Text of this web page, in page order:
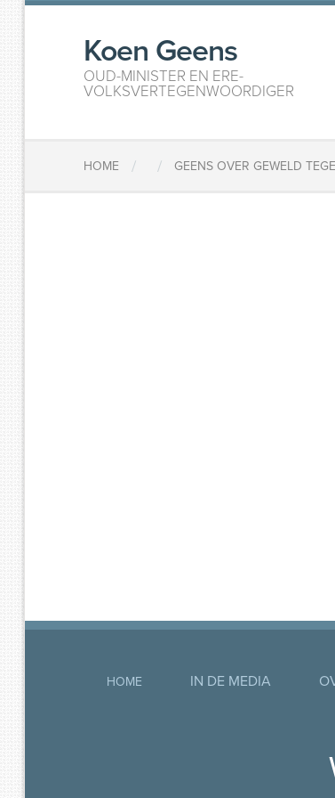
Koen Geens
OUD-MINISTER EN ERE-
VOLKSVERTEGENWOORDIGER
HOME / / GEENS OVER GEWELD
HOME IN DE MEDIA